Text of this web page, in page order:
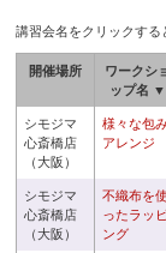
講習会名をクリックする
開催場所
ワークシ
ップ名 ▼
シモジマ
心斎橋店
（大阪）
様々な包
アレンジ
シモジマ
心斎橋店
（大阪）
不織布を使
ったラッ
ング